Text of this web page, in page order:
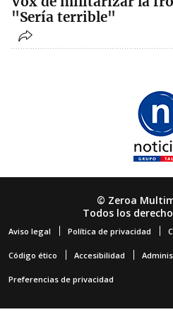
"Sería terrible"
© Zeroa
Todos los
Aviso legal Política de privacidad
Código ético Accesibilidad
Preferencias de privacidad